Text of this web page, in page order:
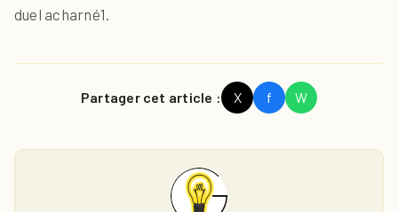
duel acharné1.
Partager cet article : X f W